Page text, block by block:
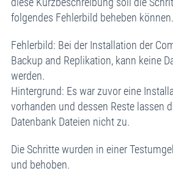
folgendes Fehlerbild beheben können.
Fehlerbild: Bei der Installation der
Backup and Replikation, kann keine
werden.
Hintergrund: Es war zuvor eine
vorhanden und dessen Reste lassen
Datenbank Dateien nicht zu.
Die Schritte wurden in einer
und behoben.